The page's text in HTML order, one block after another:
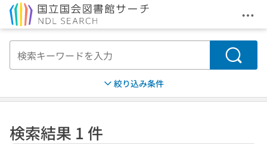
メ
検索
絞り込み条件
検索結果 1 件